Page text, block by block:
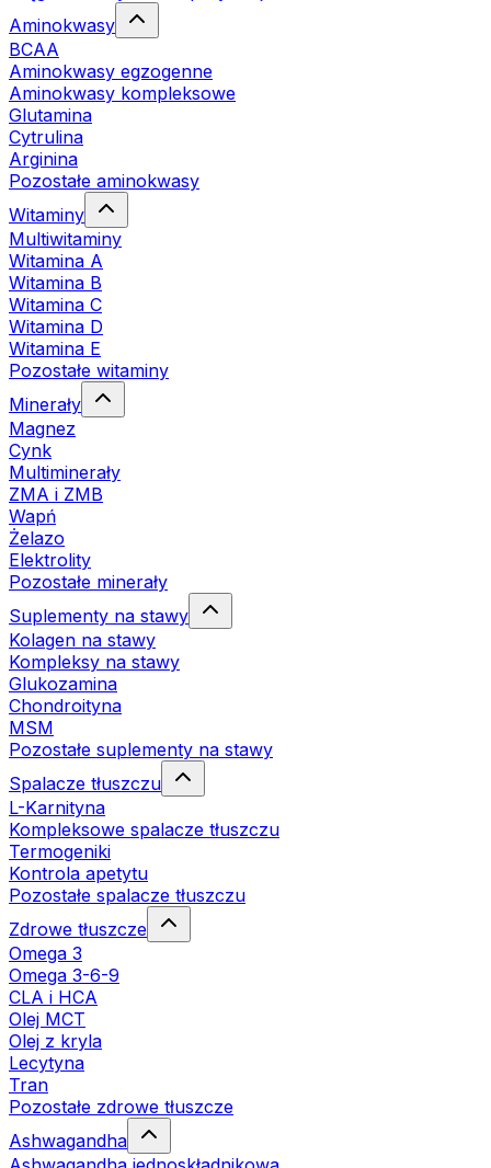
Aminokwasy
BCAA
Aminokwasy egzogenne
Aminokwasy kompleksowe
Glutamina
Cytrulina
Arginina
Pozostałe aminokwasy
Witaminy
Multiwitaminy
Witamina A
Witamina B
Witamina C
Witamina D
Witamina E
Pozostałe witaminy
Minerały
Magnez
Cynk
Multiminerały
ZMA i ZMB
Wapń
Żelazo
Elektrolity
Pozostałe minerały
Suplementy na stawy
Kolagen na stawy
Kompleksy na stawy
Glukozamina
Chondroityna
MSM
Pozostałe suplementy na stawy
Spalacze tłuszczu
L-Karnityna
Kompleksowe spalacze tłuszczu
Termogeniki
Kontrola apetytu
Pozostałe spalacze tłuszczu
Zdrowe tłuszcze
Omega 3
Omega 3-6-9
CLA i HCA
Olej MCT
Olej z kryla
Lecytyna
Tran
Pozostałe zdrowe tłuszcze
Ashwagandha